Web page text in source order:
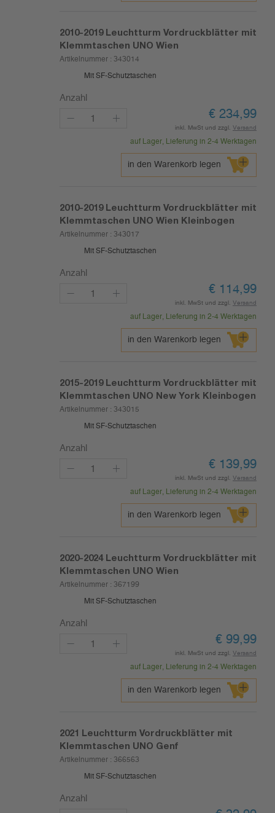
2010-2019 Leuchtturm Vordruckblätter mit
Klemmtaschen UNO Wien
Artikelnummer : 343014
Mit SF-Schutztaschen
Anzahl
€ 234,99
inkl. MwSt und zzgl. Versand
auf Lager, Lieferung in 2-4 Werktagen
in den Warenkorb legen
2010-2019 Leuchtturm Vordruckblätter mit
Klemmtaschen UNO Wien Kleinbogen
Artikelnummer : 343017
Mit SF-Schutztaschen
Anzahl
€ 114,99
inkl. MwSt und zzgl. Versand
auf Lager, Lieferung in 2-4 Werktagen
in den Warenkorb legen
2015-2019 Leuchtturm Vordruckblätter mit
Klemmtaschen UNO New York Kleinbogen
Artikelnummer : 343015
Mit SF-Schutztaschen
Anzahl
€ 139,99
inkl. MwSt und zzgl. Versand
auf Lager, Lieferung in 2-4 Werktagen
in den Warenkorb legen
2020-2024 Leuchtturm Vordruckblätter mit
Klemmtaschen UNO Wien
Artikelnummer : 367199
Mit SF-Schutztaschen
Anzahl
€ 99,99
inkl. MwSt und zzgl. Versand
auf Lager, Lieferung in 2-4 Werktagen
in den Warenkorb legen
2021 Leuchtturm Vordruckblätter mit
Klemmtaschen UNO Genf
Artikelnummer : 366563
Mit SF-Schutztaschen
Anzahl